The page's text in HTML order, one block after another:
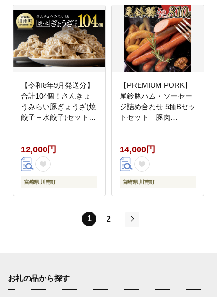
【令和8年9月発送分】
合計104個！さんきょ
うみらい豚ぎょうざ(焼
餃子＋水餃子)セット
12,000円
宮崎県 川南町
【PREMIUM PORK】
尾鈴豚ハム・ソーセー
ジ詰め合わせ 5種Bセッ
トセット 豚肉
14,000円
宮崎県 川南町
1
2
お礼の品から探す